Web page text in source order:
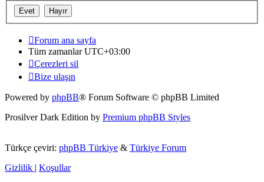
Forum ana sayfa
Tüm zamanlarUTC+03:00
Çerezleri sil
Bize ulaşın
Powered by phpBB® Forum Software © phpBB Limited
Prosilver Dark Edition by Premium phpBB Styles
Türkçe çeviri: phpBB Türkiye & Türkiye Forum
Gizlilik | Koşullar